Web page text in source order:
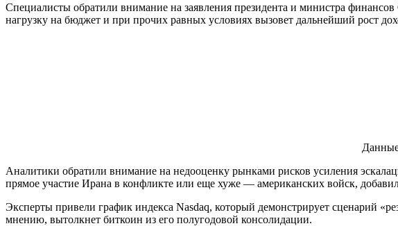
Специалисты обратили внимание на заявления президента и министра
нагрузку на бюджет и при прочих равных условиях вызовет дальнейший рост
Аналитики обратили внимание на недооценку рынками рисков усиления
прямое участие Ирана в конфликте или еще хуже — американских войск,
Эксперты привели график индекса Nasdaq, который демонстрирует сценарий
мнению, вытолкнет биткоин из его полугодовой консолидации.